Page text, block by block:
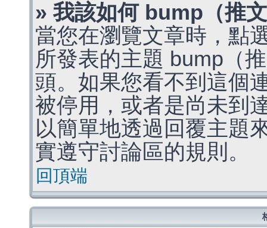
» 我該如何 bump（推
當您在瀏覽文章時，點
所發表的主題 bump（
頭。如果您看不到這個
被停用，或者是尚未到
以簡單地透過回覆主題
實遵守討論區的規則。
回頂端